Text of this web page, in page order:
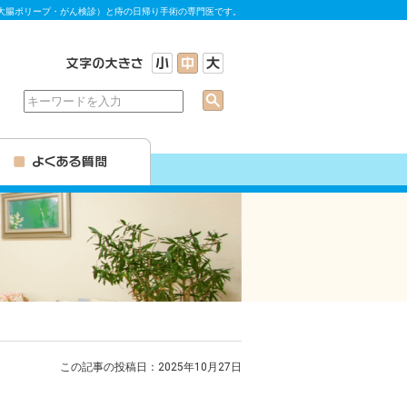
ポリープ・がん検診）と痔の日帰り手術の専門医です。
この記事の投稿日：2025年10月27日